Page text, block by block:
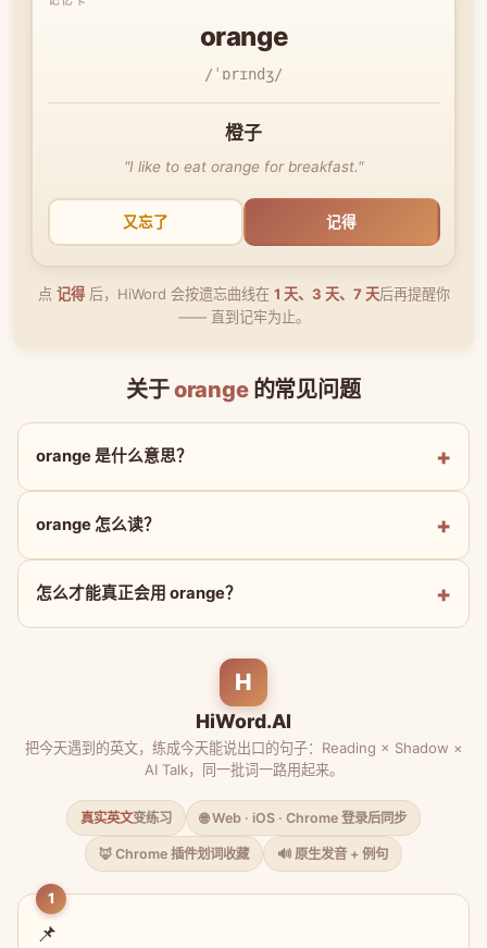
orange
/ˈɒrɪndʒ/
橙子
"I like to eat orange for breakfast."
又忘了 记得
点 记得后，HiWord 会按遗忘曲线在 1 天、3 天、7 天后再提醒你
—— 直到记牢为止。
关于orange的常见问题
orange 是什么意思？
orange 怎么读？
怎么才能真正会用 orange？
H
HiWord.AI
把今天遇到的英文，练成今天能说出口的句子：Reading × Shadow ×
AI Talk，同一批词一路用起来。
真实英文变练习 🌐 Web · iOS · Chrome 登录后同步
🦊 Chrome 插件划词收藏 🔊 原生发音 + 例句
1
📌